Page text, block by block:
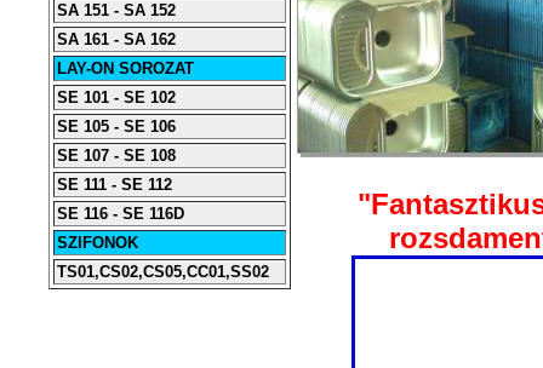
SA 151 - SA 152
SA 161 - SA 162
LAY-ON SOROZAT
SE 101 - SE 102
SE 105 - SE 106
SE 107 - SE 108
SE 111 - SE 112
SE 116 - SE 116D
SZIFONOK
TS01,CS02,CS05,CC01,SS02